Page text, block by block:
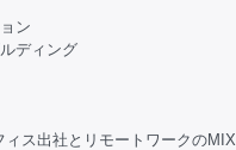
ン
ディング
ィス出社とリモートワークのMIX